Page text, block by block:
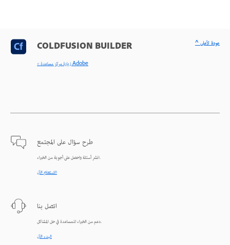
COLDFUSION BUILDER
< زيارة مركز مساعدة Adobe
طرح سؤال على المجتمع
انشر أسئلة واحصل على أجوبة من الخبراء.
الاستعلام الآن
اتصل بنا
دعم من الخبراء للمساعدة في حل المشاكل.
البدء الآن
^ عودة لأعلى